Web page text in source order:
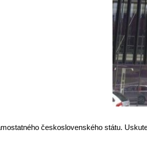
československého státu.